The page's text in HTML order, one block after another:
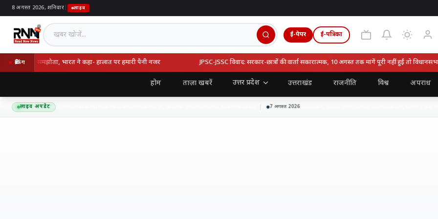
8 अगस्त 2026, शनिवार| लाइव
ई-पेपर ई-पत्रिका
ब्रेकिंग
का रक्षा समझौता, भारत ने कहा- हालात पर हमारी पैनी नजर JPSC-JSSC विवाद: सरकार-छात्रों की वार्ता सकारात्मक, 10 अगस्त तक मांगें पूरी नहीं हुईं तो विधानसभा
होम ताज़ा खबरें उत्तर प्रदेश उत्तराखंड राजनीति विश्व अपराध
लाइव अपडेट
धाम के लिए शिव शक्ति कांवरिया सेवा समिति का जत्था रवाना, ग्रामीणों ने तिलक कर दी भावभीनी विदाई 7 अगस्त 2026पाकिस्तान, सऊदी और तुर्की का रक्षा समझौता, भारत ने कहा-